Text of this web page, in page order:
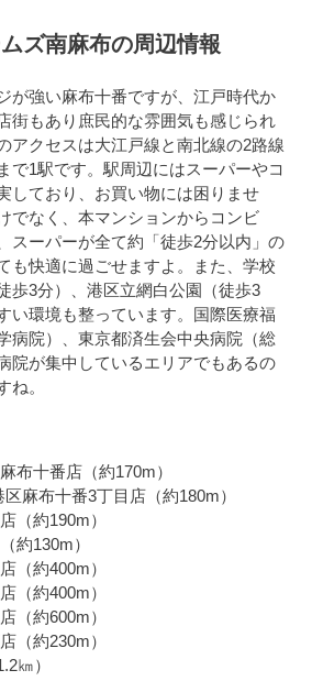
ズ南麻布の周辺情報
が強い麻布十番ですが、江戸時代か
街もあり庶民的な雰囲気も感じられ
アクセスは大江戸線と南北線の2路線
で1駅です。駅周辺にはスーパーやコ
しており、お買い物には困りませ
でなく、本マンションからコンビ
スーパーが全て約「徒歩2分以内」の
も快適に過ごせますよ。また、学校
歩3分）、港区立網白公園（徒歩3
い環境も整っています。国際医療福
病院）、東京都済生会中央病院（総
院が集中しているエリアでもあるの
ね。
布十番店（約170m）
麻布十番3丁目店（約180m）
（約190m）
約130m）
（約400m）
（約400m）
（約600m）
（約230m）
㎞）